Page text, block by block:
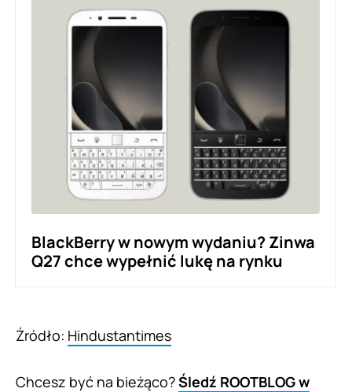
BlackBerry w nowym wydaniu? Zinwa
Q27 chce wypełnić lukę na rynku
Źródło: Hindustantimes
Chcesz być na bieżąco?Śledź ROOTBLOG w